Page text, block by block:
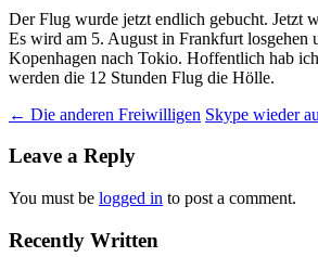
Der Flug wurde jetzt endlich gebucht. Jetzt
Es wird am 5. August in Frankfurt losgehen
Kopenhagen nach Tokio. Hoffentlich hab
werden die 12 Stunden Flug die Hölle.
Post
navigation
← Die anderen Freiwilligen Skype wieder
Leave a Reply
You must be logged in to post a comment.
Recently Written